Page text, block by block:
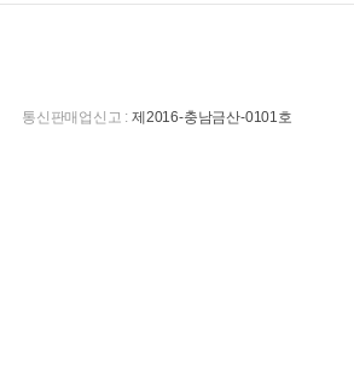
통신판매업신고 :제2016-충남금산-0101호